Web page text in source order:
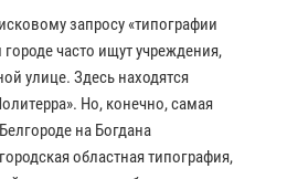
запросу «типографии
часто ищут учреждения,
улице. Здесь находятся
Но, конечно, самая
на Богдана
областная типография,